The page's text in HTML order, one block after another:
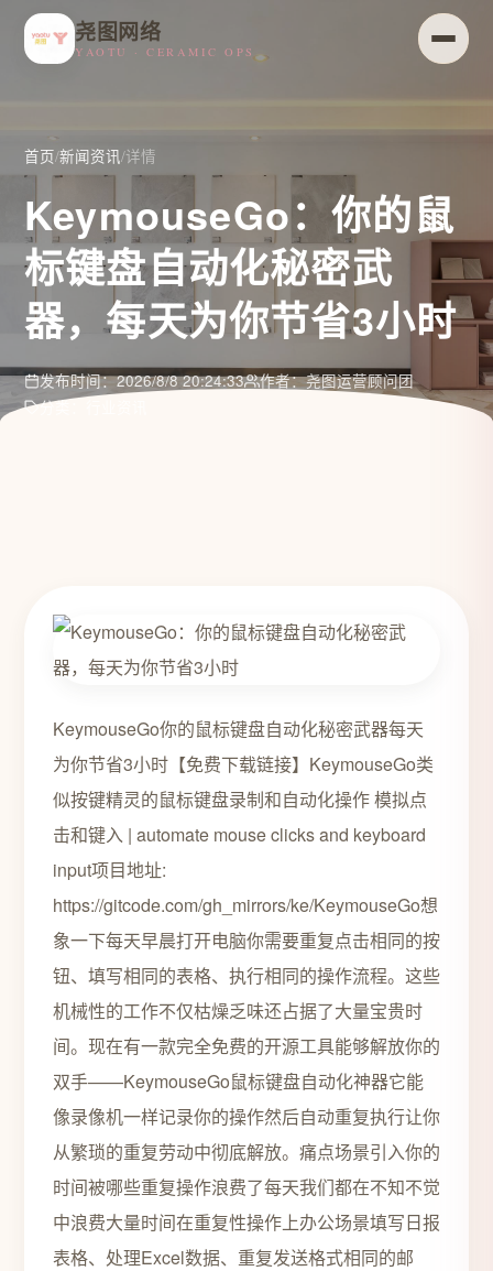
尧图网络
YAOTU · CERAMIC OPS
首页/新闻资讯/详情
KeymouseGo：你的鼠
标键盘自动化秘密武
器，每天为你节省3小时
发布时间：2026/8/8 20:24:33
作者：尧图运营顾问团
分类：行业资讯
KeymouseGo你的鼠标键盘自动化秘密武器每天
为你节省3小时【免费下载链接】KeymouseGo类
似按键精灵的鼠标键盘录制和自动化操作 模拟点
击和键入 | automate mouse clicks and keyboard
input项目地址:
https://gitcode.com/gh_mirrors/ke/KeymouseGo想
象一下每天早晨打开电脑你需要重复点击相同的按
钮、填写相同的表格、执行相同的操作流程。这些
机械性的工作不仅枯燥乏味还占据了大量宝贵时
间。现在有一款完全免费的开源工具能够解放你的
双手——KeymouseGo鼠标键盘自动化神器它能
像录像机一样记录你的操作然后自动重复执行让你
从繁琐的重复劳动中彻底解放。痛点场景引入你的
时间被哪些重复操作浪费了每天我们都在不知不觉
中浪费大量时间在重复性操作上办公场景填写日报
表格、处理Excel数据、重复发送格式相同的邮